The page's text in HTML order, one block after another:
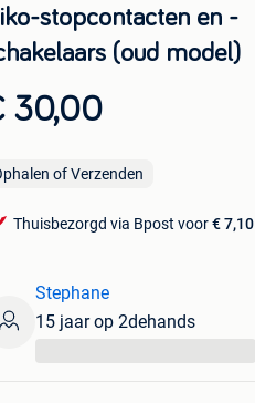
stopcontacten en -
(oud model)
30,00
of Verzenden
Thuisbezorgd via Bpost voor€ 7,10
Stephane
15 jaar op 2dehands